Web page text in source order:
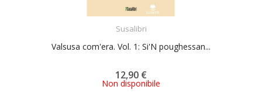
Susalibri
Valsusa com'era. Vol. 1: Si'N poughessan...
12,90 €
Non disponibile